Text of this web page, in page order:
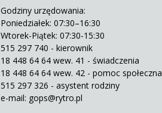
Godziny urzędowania:
Poniedziałek: 07:30–16:30
Wtorek-Piątek: 07:30-15:30
515 297 740 - kierownik
18 448 64 64 wew. 41 - świadczenia
18 448 64 64 wew. 42 - pomoc społeczna
515 297 326 - asystent rodziny
e-mail: gops@rytro.pl